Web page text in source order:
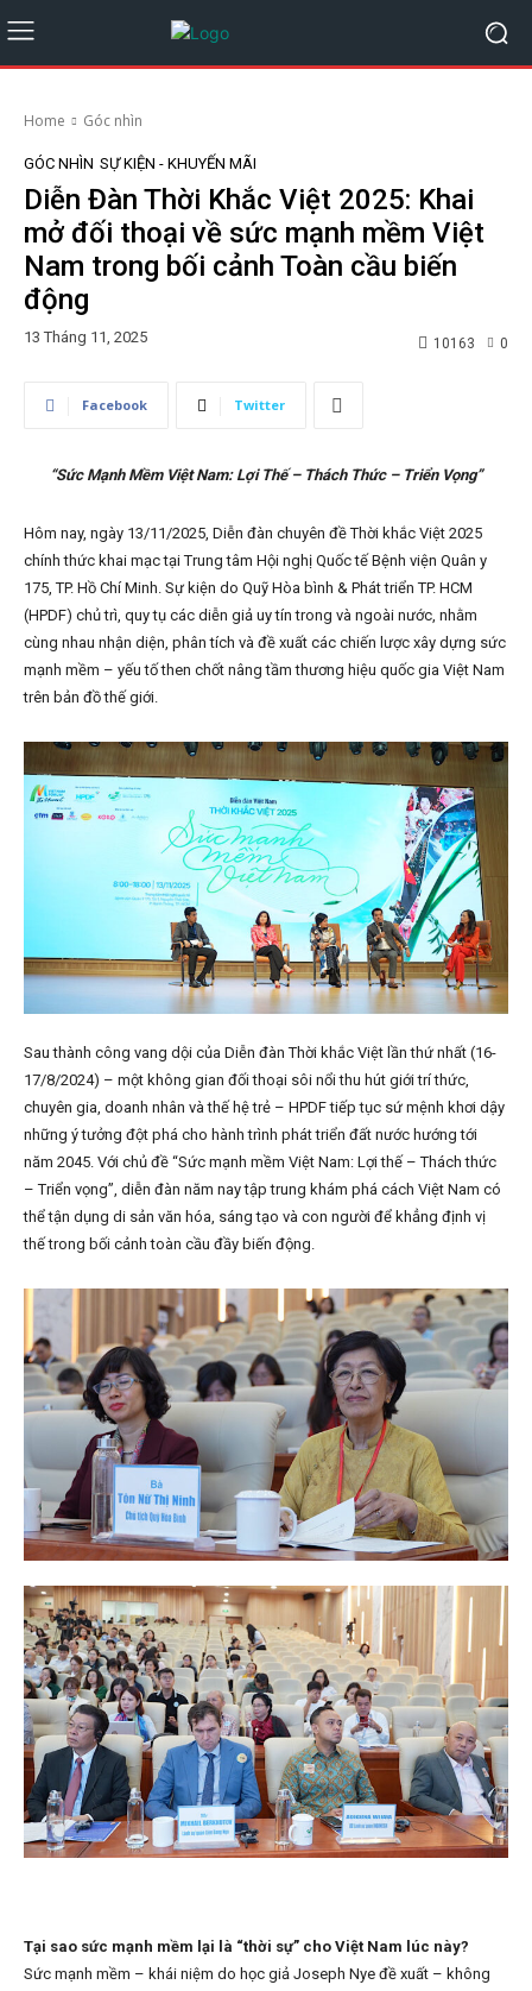
Home Góc nhìn
GÓC NHÌN SỰ KIỆN - KHUYẾN MÃI
Diễn Đàn Thời Khắc Việt 2025: Khai
mở đối thoại về sức mạnh mềm Việt
Nam trong bối cảnh Toàn cầu biến
động
13 Tháng 11, 2025 0
10163
Facebook Twitter
“Sức Mạnh Mềm Việt Nam: Lợi Thế – Thách Thức – Triển Vọng”
Hôm nay, ngày 13/11/2025, Diễn đàn chuyên đề Thời khắc Việt 2025
chính thức khai mạc tại Trung tâm Hội nghị Quốc tế Bệnh viện Quân y
175, TP. Hồ Chí Minh. Sự kiện do Quỹ Hòa bình & Phát triển TP. HCM
(HPDF) chủ trì, quy tụ các diễn giả uy tín trong và ngoài nước, nhằm
cùng nhau nhận diện, phân tích và đề xuất các chiến lược xây dựng sức
mạnh mềm – yếu tố then chốt nâng tầm thương hiệu quốc gia Việt Nam
trên bản đồ thế giới.
Sau thành công vang dội của Diễn đàn Thời khắc Việt lần thứ nhất (16-
17/8/2024) – một không gian đối thoại sôi nổi thu hút giới trí thức,
chuyên gia, doanh nhân và thế hệ trẻ – HPDF tiếp tục sứ mệnh khơi dậy
những ý tưởng đột phá cho hành trình phát triển đất nước hướng tới
năm 2045. Với chủ đề “Sức mạnh mềm Việt Nam: Lợi thế – Thách thức
– Triển vọng”, diễn đàn năm nay tập trung khám phá cách Việt Nam có
thể tận dụng di sản văn hóa, sáng tạo và con người để khẳng định vị
thế trong bối cảnh toàn cầu đầy biến động.
Tại sao sức mạnh mềm lại là “thời sự” cho Việt Nam lúc này?
Sức mạnh mềm – khái niệm do học giả Joseph Nye đề xuất – không